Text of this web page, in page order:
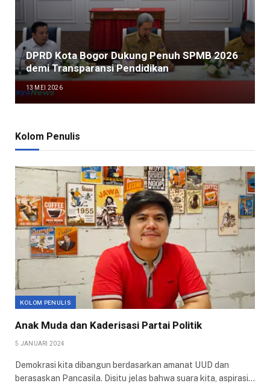
DPRD Kota Bogor Dukung Penuh SPMB 2026
demi Transparansi Pendidikan
13 MEI 2026
Kolom Penulis
KOLOM PENULIS
Anak Muda dan Kaderisasi Partai Politik
5 JANUARI 2024
Demokrasi kita dibangun berdasarkan amanat UUD dan
berasaskan Pancasila. Disitu jelas bahwa suara kita, aspirasi…